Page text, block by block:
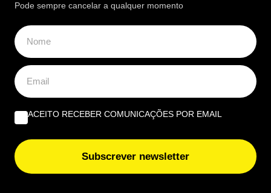
Carpinteiro reformado de 91 anos com
incapacidade vê Segurança Social
recusar-lhe subida da pensão de 850€
para 1.547€: caso foi ‘parar’ a tribunal
Justiça espanhola recusou aumentar a pensão de
um carpinteiro de 91 anos, apesar das várias
cirurgias e limitações físicas
Pode sempre cancelar a qualquer momento
ACEITO RECEBER COMUNICAÇÕES POR EMAIL
Subscrever newsletter